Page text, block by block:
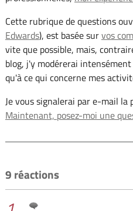
Cette rubrique de questions
Edwards), est basée survos
vite que possible, mais,
blog, j'y modérerai
qu'à ce qui concerne mes
Je vous signalerai par e-mail la
Maintenant, posez-moi une
9 réactions